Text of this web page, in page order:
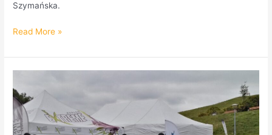
Szymańska.
Read More »
z
Pikniku
Fundacji
Avalon